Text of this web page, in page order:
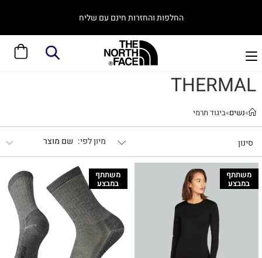
החלפות והחזרות חינם עם שליח
THERMAL
»נשים»ביגוד תרמי
סינון שם מוצר
משתתף
במבצע
משתתף
במבצע